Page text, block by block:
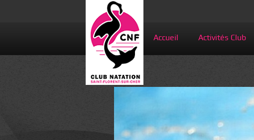
Accueil Activités Club